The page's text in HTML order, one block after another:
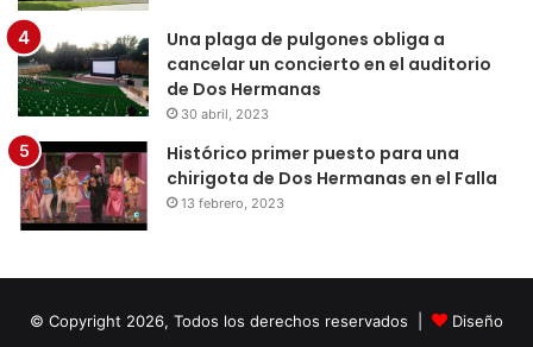
Una plaga de pulgones obliga a
cancelar un concierto en el auditorio
de Dos Hermanas
30 abril, 2023
Histórico primer puesto para una
chirigota de Dos Hermanas en el Falla
13 febrero, 2023
© Copyright 2026, Todos los derechos reservados |
Diseño